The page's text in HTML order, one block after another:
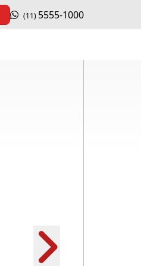
(11) 5555-1000